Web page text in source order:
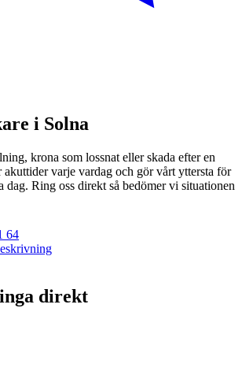
i Solna
krona som lossnat eller skada efter en
akuttider varje vardag och gör vårt yttersta för
dag. Ring oss direkt så bedömer vi situationen
64
direkt